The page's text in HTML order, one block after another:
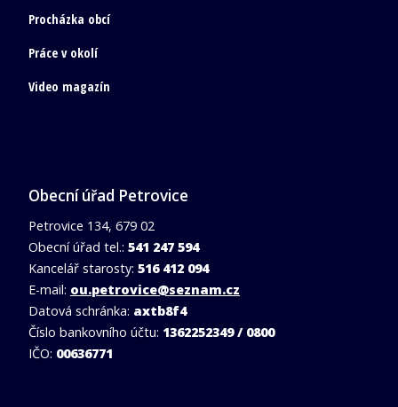
Procházka obcí
Práce v okolí
Video magazín
Obecní úřad Petrovice
Petrovice 134, 679 02
Obecní úřad tel.: 541 247 594
Kancelář starosty: 516 412 094
E-mail: ou.petrovice@seznam.cz
Datová schránka: axtb8f4
Číslo bankovního účtu: 1362252349 / 0800
IČO: 00636771